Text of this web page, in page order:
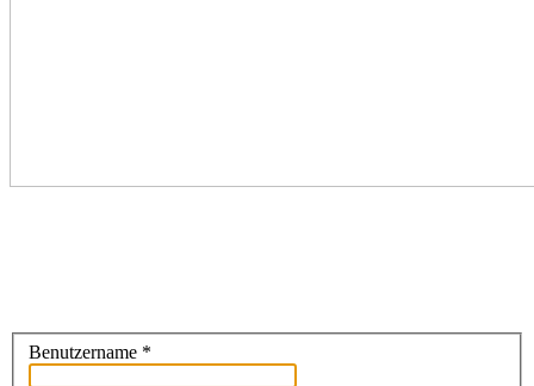
Benutzername *